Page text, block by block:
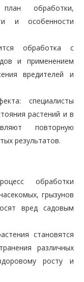
план обработки,
и особенности
обработка с
и применением
вредителей и
специалисты
растений и в
повторную
результатов.
обработки
грызунов
вред садовым
становятся
различных
росту и